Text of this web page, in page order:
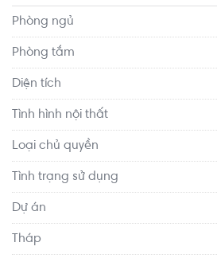
Phòng ngủ
Phòng tắm
Diện tích
Tình hình nội thất
Loại chủ quyền
Tình trạng sử dụng
Dự án
Tháp